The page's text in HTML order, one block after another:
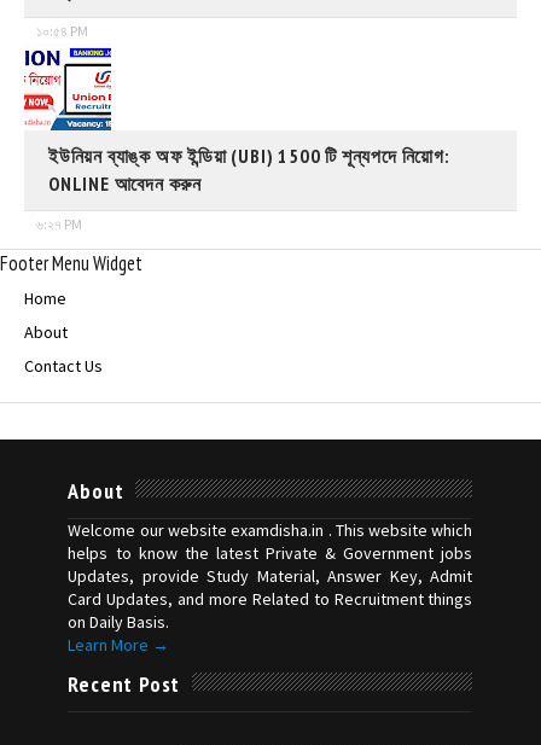
১০:৫৪ PM
ইউনিয়ন ব্যাঙ্ক অফ ইন্ডিয়া (UBI) 1500 টি শূন্যপদে নিয়োগ:
ONLINE আবেদন করুন
৬:২৭ PM
Footer Menu Widget
Home
About
Contact Us
About
Welcome our website examdisha.in . This website which
helps to know the latest Private & Government jobs
Updates, provide Study Material, Answer Key, Admit
Card Updates, and more Related to Recruitment things
on Daily Basis.
Learn More →
Recent Post